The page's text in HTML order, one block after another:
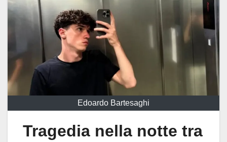
Edoardo Bartesaghi
Tragedia nella notte tra